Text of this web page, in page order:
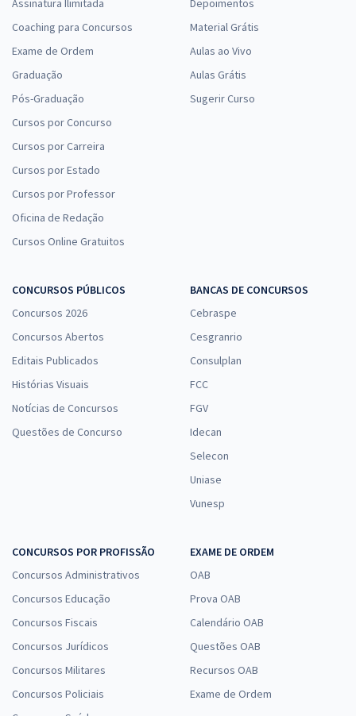
Assinatura Ilimitada
Coaching para Concursos
Exame de Ordem
Graduação
Pós-Graduação
Cursos por Concurso
Cursos por Carreira
Cursos por Estado
Cursos por Professor
Oficina de Redação
Cursos Online Gratuitos
Depoimentos
Material Grátis
Aulas ao Vivo
Aulas Grátis
Sugerir Curso
CONCURSOS PÚBLICOS
Concursos 2026
Concursos Abertos
Editais Publicados
Histórias Visuais
Notícias de Concursos
Questões de Concurso
BANCAS DE CONCURSOS
Cebraspe
Cesgranrio
Consulplan
FCC
FGV
Idecan
Selecon
Uniase
Vunesp
CONCURSOS POR PROFISSÃO
Concursos Administrativos
Concursos Educação
Concursos Fiscais
Concursos Jurídicos
Concursos Militares
Concursos Policiais
EXAME DE ORDEM
OAB
Prova OAB
Calendário OAB
Questões OAB
Recursos OAB
Exame de Ordem